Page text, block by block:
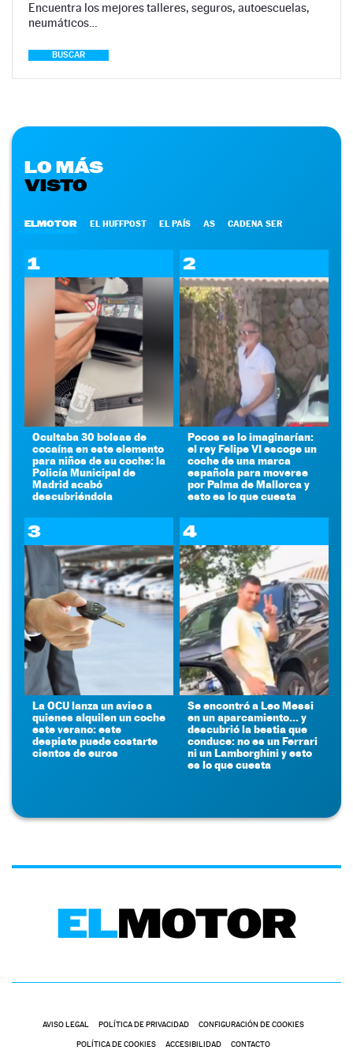
Encuentra los mejores talleres, seguros, autoescuelas,
neumáticos…
BUSCAR
LO MÁS
VISTO
ELMOTOR EL HUFFPOST EL PAÍS AS CADENA SER
1
Ocultaba 30 bolsas de
cocaína en este elemento
para niños de su coche: la
Policía Municipal de
Madrid acabó
descubriéndola
2
Pocos se lo imaginarían:
el rey Felipe VI escoge un
coche de una marca
española para moverse
por Palma de Mallorca y
esto es lo que cuesta
3
La OCU lanza un aviso a
quienes alquilen un coche
este verano: este
despiste puede costarte
cientos de euros
4
Se encontró a Leo Messi
en un aparcamiento... y
descubrió la bestia que
conduce: no es un Ferrari
ni un Lamborghini y esto
es lo que cuesta
AVISO LEGAL POLÍTICA DE PRIVACIDAD CONFIGURACIÓN DE COOKIES
POLÍTICA DE COOKIES ACCESIBILIDAD CONTACTO